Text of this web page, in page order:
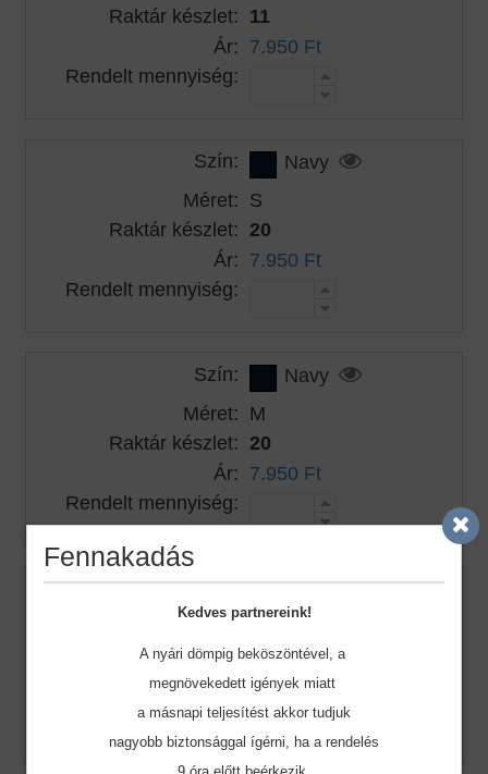
Raktár készlet: 11
Ár: 7.950 Ft
Rendelt mennyiség:
Szín:
Navy
Méret: S
Raktár készlet: 20
Ár: 7.950 Ft
Rendelt mennyiség:
Szín:
Navy
Méret: M
Raktár készlet: 20
Ár: 7.950 Ft
Rendelt mennyiség:
Szín:
Navy
Méret: L
Raktár készlet: 29
Ár: 7.950 Ft
Rendelt mennyiség:
Fennakadás
Kedves partnereink!
A nyári dömpig beköszöntével, a
megnövekedett igények miatt
a másnapi teljesítést akkor tudjuk
nagyobb biztonsággal ígérni, ha a rendelés